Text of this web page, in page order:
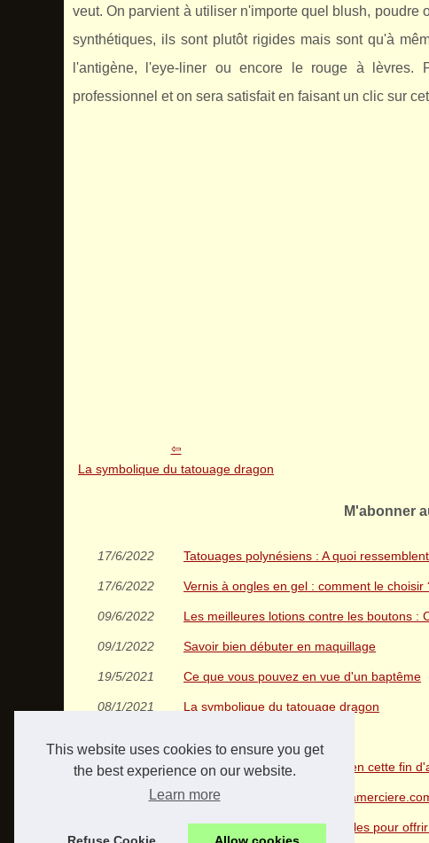
This website uses cookies to ensure you get
the best experience on our website.
Learn more
veut. On parvient à utiliser n'importe quel blush,
synthétiques, ils sont plutôt rigides mais sont qu'à
l'antigène, l'eye-liner ou encore le rouge à
professionnel et on sera satisfait en faisant un clic sur
La symbolique du tatouage dragon
M'abonner
17/6/2022 Tatouages polynésiens : A quoi
17/6/2022 Vernis à ongles en gel : comment le choisir
09/6/2022 Les meilleures lotions contre les boutons :
09/1/2022 Savoir bien débuter en maquillage
19/5/2021 Ce que vous pouvez en vue d'un baptême
08/1/2021 La symbolique du tatouage dragon
25/10/2020 Qu'es ce qui passe tendance en cette fin
02/9/2019 À vos aiguilles avec
Quels styles de boucles d'oreilles pour